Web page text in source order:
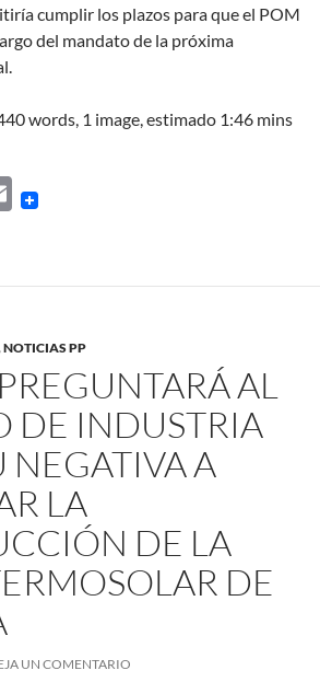
cumplir los plazos para que el POM
del mandato de la próxima
words, 1 image, estimado 1:46 mins
E
NOTICIAS PP
AL
DE INDUSTRIA
NEGATIVA A
LA
DE LA
DE
UN COMENTARIO